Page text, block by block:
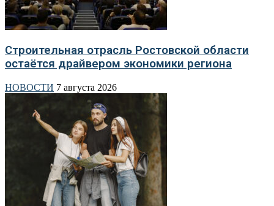
Строительная отрасль Ростовской области
остаётся драйвером экономики региона
НОВОСТИ 7 августа 2026